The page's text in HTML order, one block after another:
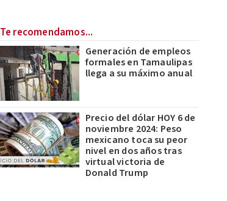
Te recomendamos...
Generación de empleos
formales en Tamaulipas
llega a su máximo anual
Precio del dólar HOY 6 de
noviembre 2024: Peso
mexicano toca su peor
nivel en dos años tras
virtual victoria de
Donald Trump